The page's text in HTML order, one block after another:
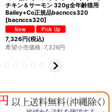
チキン＆サーモン 320g全年齢猫用
Bailey+Co正規品bacnccs320
[bacnccs320]
7,326円(税込)
希望小売価格: 7,326円